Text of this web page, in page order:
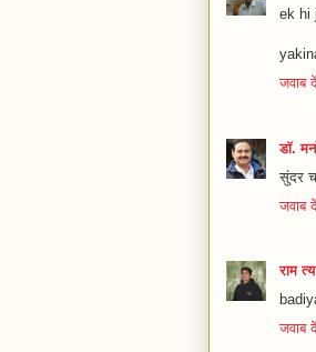
ek hi
जवाब
डॉ.
सुंदर
जवाब
राम
जवाब